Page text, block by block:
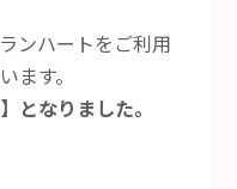
ンハートをご利用
ます。
となりました。